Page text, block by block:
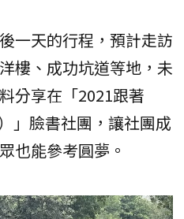
一天的行程，預計走訪
樓、成功坑道等地，未
分享在「2021跟著
」臉書社團，讓社團成
也能參考圓夢。